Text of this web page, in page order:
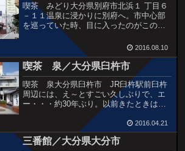
喫茶 みどり大分県別府市北浜１ 丁目６
－１１温泉に浸かりに別府へ。市中心部
を巡っていた時、目に入ったのがこの喫
茶店、みどりさんです。偶然みつけたわ
りにはほんとにドキドキする風情で、ど
うしても入りたい・・・やっていればい
いなぁ。灯りがついてる...
2016.08.10
喫茶 泉／大分県臼杵市
喫茶 泉大分県臼杵市 JR臼杵駅前臼杵
周辺には、え～とすごい久しぶりで、エ
ー・・・約30年ぶり。以前きたときは、
「臼杵大仏」を見たかったけど結局は見
れなかった記憶があります。今回、臼杵
駅で下車したのでリベンジで大仏様を見
たいと思っていました...
2016.04.21
三番館／大分県大分市